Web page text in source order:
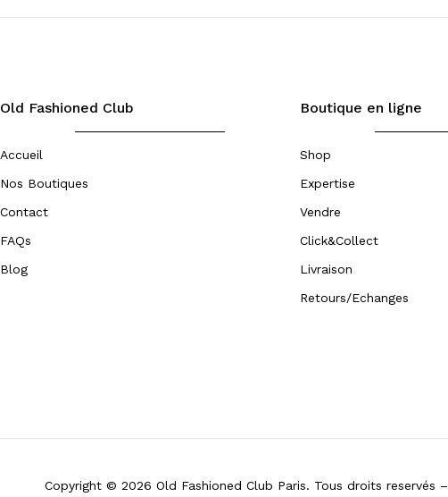
Lifestyle
Voyage
Old Fashioned Club
Accueil
Nos Boutiques
Contact
FAQs
Blog
Boutique en ligne
Shop
Expertise
Vendre
Click&Collect
Livraison
Retours/Echanges
Copyright © 2026 Old Fashioned Club Paris. Tous droits reservés –